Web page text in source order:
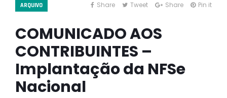
ARQUIVO Share Tweet Share Pin it
COMUNICADO AOS
CONTRIBUINTES –
Implantação da NFSe
Nacional